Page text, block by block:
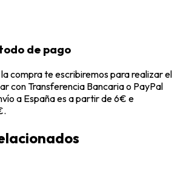
de pago
compra te escribiremos para realizar el
con Transferencia Bancaria o PayPal
a España es a partir de 6€ e